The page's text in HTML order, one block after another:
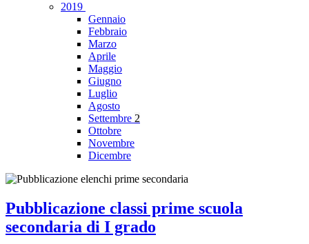
2019
Gennaio
Febbraio
Marzo
Aprile
Maggio
Giugno
Luglio
Agosto
Settembre 2
Ottobre
Novembre
Dicembre
Pubblicazione classi prime scuola
secondaria di I grado